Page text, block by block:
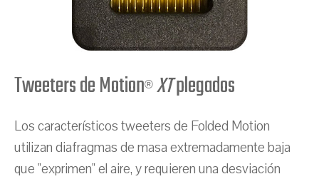
Tweeters de Motion® XTplegados
Los característicos tweeters de Folded Motion
utilizan diafragmas de masa extremadamente baja
que "exprimen" el aire, y requieren una desviación